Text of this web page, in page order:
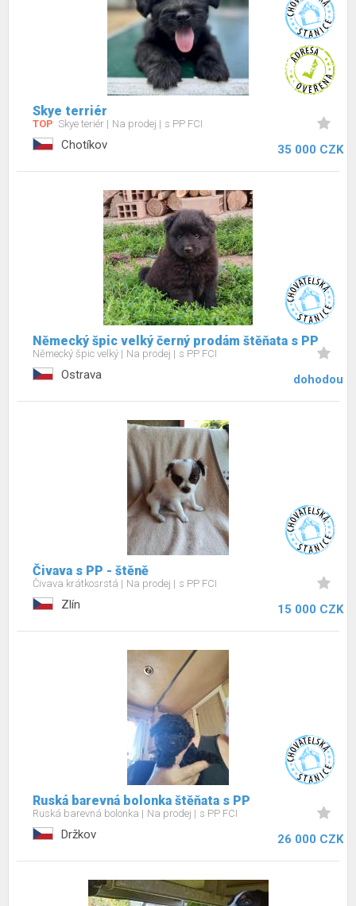
Skye terriér
TOP Skye teriér Na prodej s PP FCI
Chotíkov 35 000 CZK
Německý špic velký černý prodám štěňata s PP
Německý špic velký Na prodej s PP FCI
Ostrava dohodou
Čivava s PP - štěně
Čivava krátkosrstá Na prodej s PP FCI
Zlín 15 000 CZK
Ruská barevná bolonka štěňata s PP
Ruská barevná bolonka Na prodej s PP FCI
Držkov 26 000 CZK